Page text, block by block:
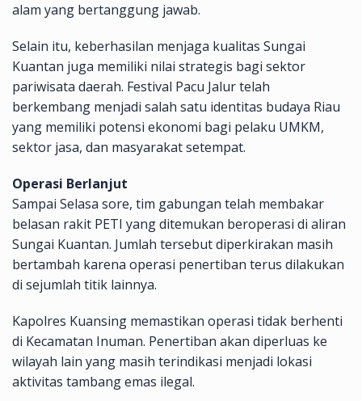
alam yang bertanggung jawab.
Selain itu, keberhasilan menjaga kualitas Sungai
Kuantan juga memiliki nilai strategis bagi sektor
pariwisata daerah. Festival Pacu Jalur telah
berkembang menjadi salah satu identitas budaya Riau
yang memiliki potensi ekonomi bagi pelaku UMKM,
sektor jasa, dan masyarakat setempat.
Operasi Berlanjut
Sampai Selasa sore, tim gabungan telah membakar
belasan rakit PETI yang ditemukan beroperasi di aliran
Sungai Kuantan. Jumlah tersebut diperkirakan masih
bertambah karena operasi penertiban terus dilakukan
di sejumlah titik lainnya.
Kapolres Kuansing memastikan operasi tidak berhenti
di Kecamatan Inuman. Penertiban akan diperluas ke
wilayah lain yang masih terindikasi menjadi lokasi
aktivitas tambang emas ilegal.